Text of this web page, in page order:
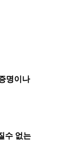
명이나
수 없는